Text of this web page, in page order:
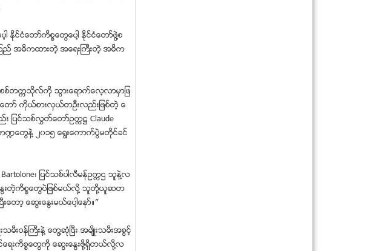
င္ငံေတာ္ကိစၥေတြေပါ့ ႏုိင္ငံေတာ္ဖြဲ႔စ
ၾကည္ အဓိကထားတဲ့ အေရးႀကီးတဲ့ အဓိက
စ္စစ္တကၠသိုလ္ကို သြားေရာက္ေလ့လာမွာျဖ
တ္ေတာ္ ကိုယ္စားလွယ္တဦးလည္းျဖစ္တဲ့ ေ
ျပင္သစ္လႊတ္ေတာ္ဥကၠ႒ Claude
႑ေတြနဲ႔ ၂၀၁၅ ေရြးေကာက္ပြဲမတိုင္ခင္
၊ ျပင္သစ္ပါလီမန္ဥကၠဌ သူနဲ႔လ
ႏြးတဲ့ကိစၥေတြပဲျဖစ္မယ္လို႔ သူတို႔ယူဆတ
ေဆြးေႏြးမယ္ေပါ့ေနာ္။”
ဝန္ႀကီးနဲ႔ ေတြ႔ဆံုၿပီး အမ်ိဳးသမီးအခြင့္
ရးကိစၥေတြကို ေဆြးေႏြးဖို႔ရွိတယ္လို႔လ